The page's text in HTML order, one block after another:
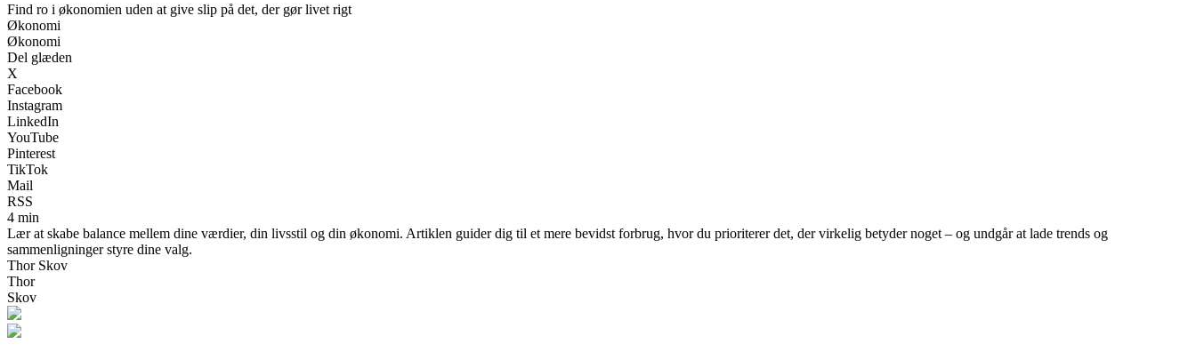
Find ro i økonomien uden at give slip på det, der gør livet rigt
Økonomi
Økonomi
Del glæden
X
Facebook
Instagram
LinkedIn
YouTube
Pinterest
TikTok
Mail
RSS
4 min
Lær at skabe balance mellem dine værdier, din livsstil og din økonomi. Artiklen guider dig til et mere bevidst forbrug, hvor du prioriterer det, der virkelig betyder noget – og undgår at lade trends og
sammenligninger styre dine valg.
Thor Skov
Thor
Skov